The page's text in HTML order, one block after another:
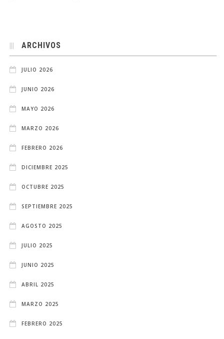
ARCHIVOS
JULIO 2026
JUNIO 2026
MAYO 2026
MARZO 2026
FEBRERO 2026
DICIEMBRE 2025
OCTUBRE 2025
SEPTIEMBRE 2025
AGOSTO 2025
JULIO 2025
JUNIO 2025
ABRIL 2025
MARZO 2025
FEBRERO 2025